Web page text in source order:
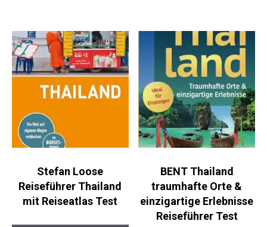
Stefan Loose
Reiseführer Thailand
mit Reiseatlas Test
BENT Thailand
traumhafte Orte &
einzigartige Erlebnisse
Reiseführer Test